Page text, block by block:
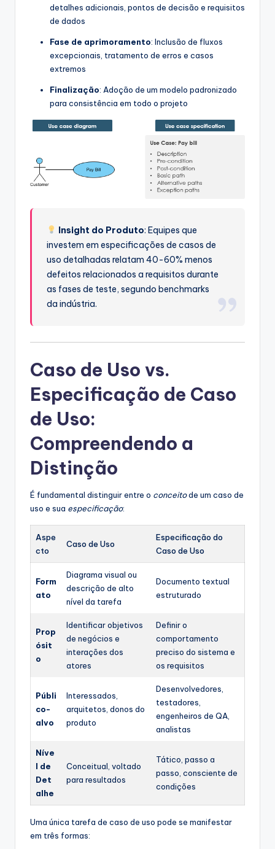
detalhes adicionais, pontos de decisão e requisitos
de dados
Fase de aprimoramento: Inclusão de fluxos
excepcionais, tratamento de erros e casos
extremos
Finalização: Adoção de um modelo padronizado
para consistência em todo o projeto
Insight do Produto: Equipes que
investem em especificações de casos de
uso detalhadas relatam 40-60% menos
defeitos relacionados a requisitos durante
as fases de teste, segundo benchmarks
da indústria.
Caso de Uso vs.
Especificação de Caso
de Uso:
Compreendendo a
Distinção
É fundamental distinguir entre o conceitode um caso de
uso e sua especificação:
Aspe
cto
Caso de Uso
Especificação do
Caso de Uso
Form
ato
Diagrama visual ou
descrição de alto
nível da tarefa
Documento textual
estruturado
Prop
ósit
o
Identificar objetivos
de negócios e
interações dos
atores
Definir o
comportamento
preciso do sistema e
os requisitos
Públi
co-
alvo
Interessados,
arquitetos, donos do
produto
Desenvolvedores,
testadores,
engenheiros de QA,
analistas
Níve
l de
Det
alhe
Conceitual, voltado
para resultados
Tático, passo a
passo, consciente de
condições
Uma única tarefa de caso de uso pode se manifestar
em três formas: